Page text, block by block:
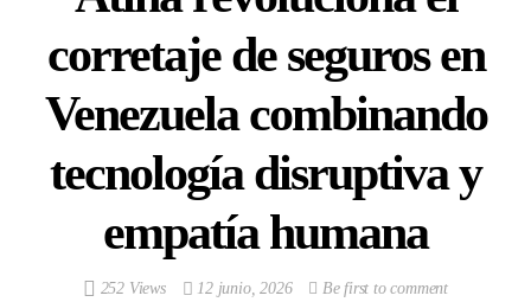
corretaje de seguros en
Venezuela combinando
tecnología disruptiva y
empatía humana
252 Views 12 junio, 2026 Be first to comment